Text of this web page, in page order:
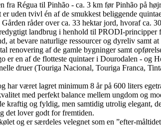
fra Régua til Pinhão - ca. 3 km før Pinhão på
uden tvivl én af de smukkest beliggende
råder over ca. 33 hektar jord, hvoraf ca.
landbrug i henhold til PRODI-
at bevare naturlige ressourcer og dyreliv
renovering af de gamle bygninger samt
er en af de flotteste quintaer i Dourodalen - og
druer (Touriga Nacional, Touriga Franca,
har været lagret minimum 8 år på 600 liters
med perfekt balance mellem ungdom og
kraftig og fyldig, men samtidig utrolig elegant,
det lover godt for fremtiden.
og er særdeles velegnet som en ”efter-